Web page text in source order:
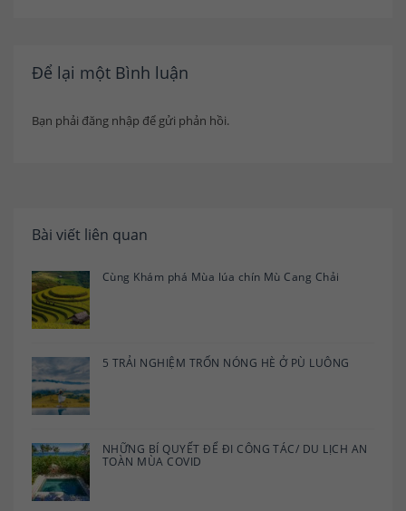
Để lại một Bình luận
Bạn phải đăng nhập để gửi phản hồi.
Bài viết liên quan
Cùng Khám phá Mùa lúa chín Mù Cang Chải
5 TRẢI NGHIỆM TRỐN NÓNG HÈ Ở PÙ LUÔNG
NHỮNG BÍ QUYẾT ĐỂ ĐI CÔNG TÁC/ DU LỊCH AN
TOÀN MÙA COVID